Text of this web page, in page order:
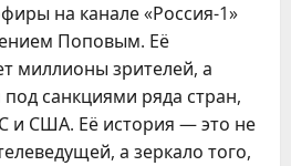
на канале «Россия-1»
Поповым. Её
миллионы зрителей, а
санкциями ряда стран,
и США. Её история — это не
а зеркало того,